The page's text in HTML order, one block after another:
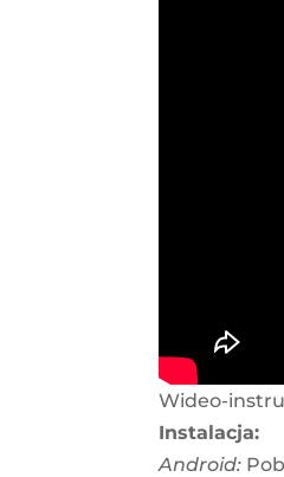
Wideo-
Instalacja:
Android: